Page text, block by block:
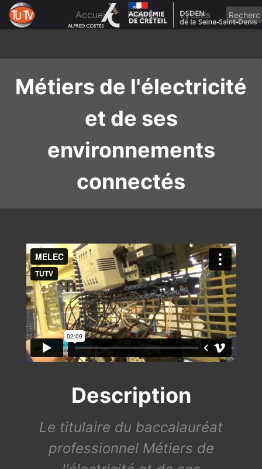
content
Accueil Filières Lycées
Métiers de l'électricité
et de ses
environnements
connectés
Description
Le titulaire du baccalauréat
professionnel Métiers de